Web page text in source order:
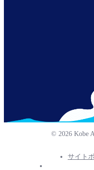
© 2026 Kobe
サイト